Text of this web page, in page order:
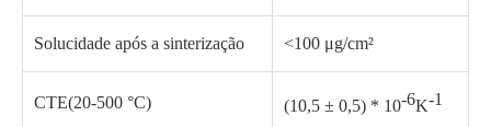
Solucidade após a sinterização <100 μg/cm²
CTE(20-500 °C) (10,5 ± 0,5) * 10-6K-1